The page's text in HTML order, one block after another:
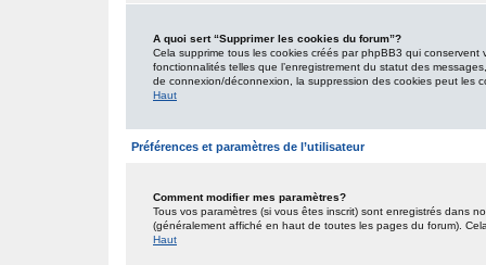
A quoi sert “Supprimer les cookies du forum”?
Cela supprime tous les cookies créés par phpBB3 qui
fonctionnalités telles que l’enregistrement du statut des
de connexion/déconnexion, la suppression des cookies peut les
Haut
Préférences et paramètres de l’utilisateur
Comment modifier mes paramètres?
Tous vos paramètres (si vous êtes inscrit) sont enregistrés dans
(généralement affiché en haut de toutes les pages du forum).
Haut